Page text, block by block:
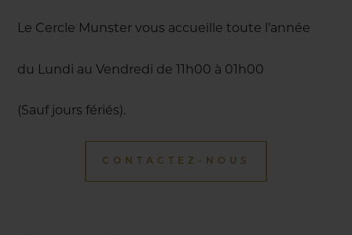
Le Cercle Munster vous accueille toute l’année
du Lundi au Vendredi de 11h00 à 01h00
(Sauf jours fériés).
CONTACTEZ-NOUS